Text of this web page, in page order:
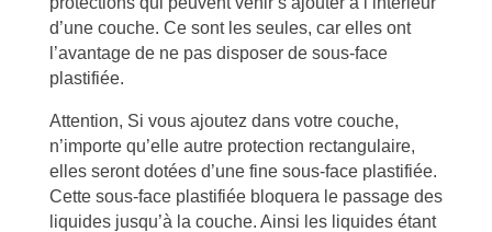
d’une couche. Ce sont les seules, car elles ont
l’avantage de ne pas disposer de sous-face
plastifiée.
Attention, Si vous ajoutez dans votre couche,
n’importe qu’elle autre protection rectangulaire,
elles seront dotées d’une fine sous-face plastifiée.
Cette sous-face plastifiée bloquera le passage des
liquides jusqu’à la couche. Ainsi les liquides étant